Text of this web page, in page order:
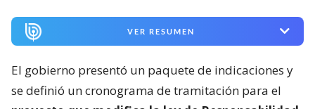
VER RESUMEN
El gobierno presentó un paquete de indicaciones y
se definió un cronograma de tramitación para el